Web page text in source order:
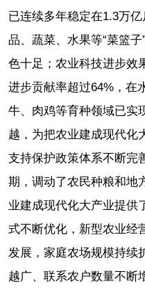
已连续多年稳定在1.3万
品、蔬菜、水果等“菜篮
色十足；农业科技进步效
进步贡献率超过64%，在
牛、肉鸡等育种领域已实
越，为把农业建成现代化
支持保护政策体系不断完
期，调动了农民种粮和地
业建成现代化大产业提供
式不断优化，新型农业经
发展，家庭农场规模持续
越广、联系农户数量不断